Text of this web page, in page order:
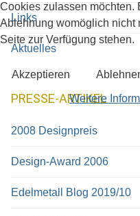
Links
Aktuelles
PRESSE-ARTIKEL
2008 Designpreis
Design-Award 2006
Edelmetall Blog 2019/10
Cookies zulassen möchten.
Ablehnung womöglich nicht
Seite zur Verfügung stehen.
Akzeptieren
Weitere